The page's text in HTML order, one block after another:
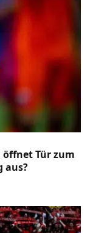
öffnet Tür zum
aus?